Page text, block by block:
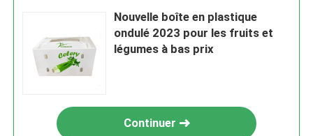
Nouvelle boîte en plastique
ondulé 2023 pour les fruits et
légumes à bas prix
Continuer